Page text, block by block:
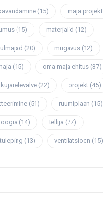
(15) maja projekt
(15) materjalid (12)
(20) mugavus (12)
(15) oma maja ehitus (37)
(22) projekt (45)
(51) ruumiplaan (15)
(14) tellija (77)
(13) ventilatsioon (15)